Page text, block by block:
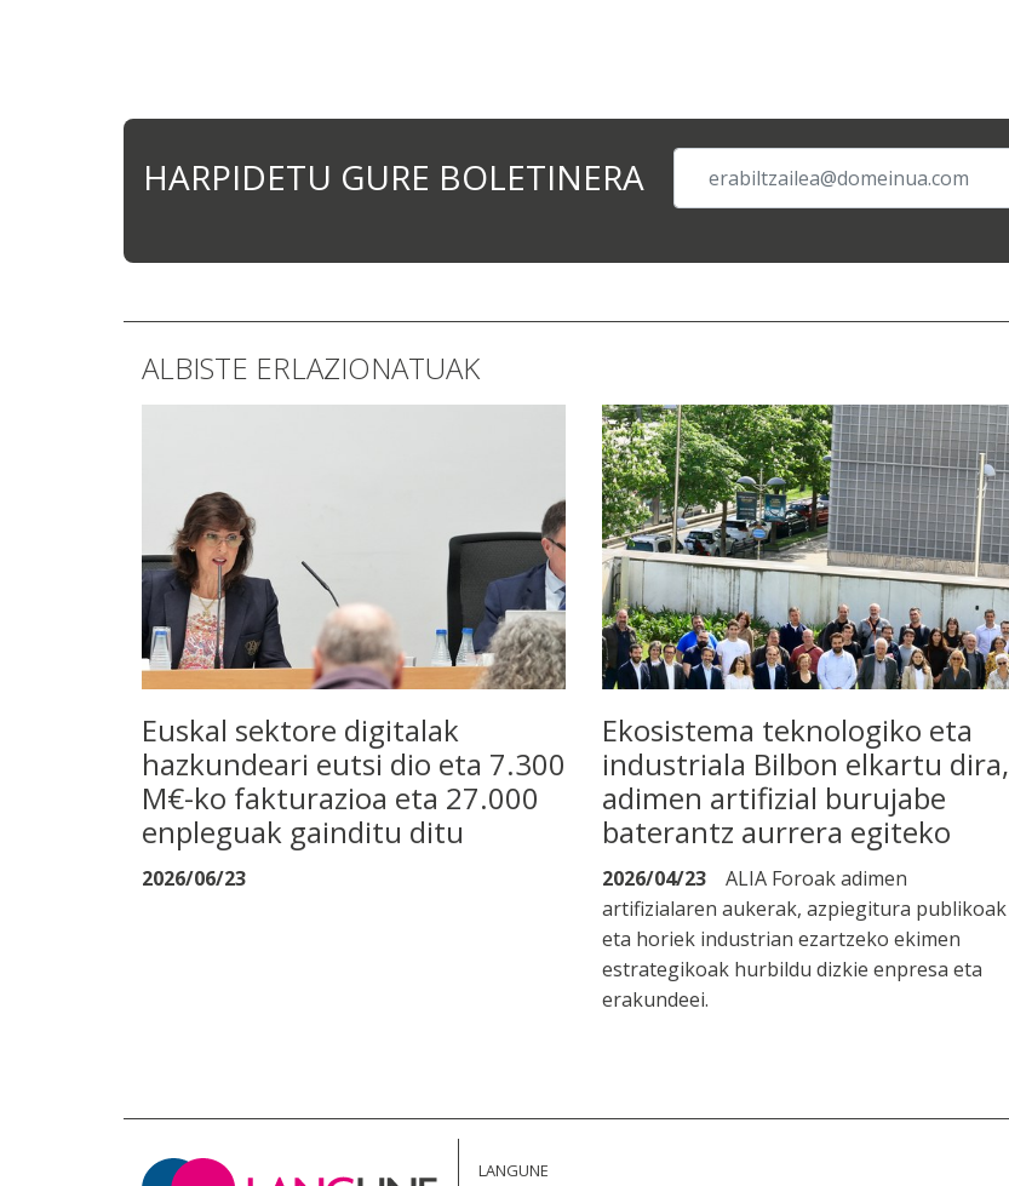
HARPIDETU GURE BOLETINERA
ALBISTE ERLAZIONATUAK
Euskal sektore digitalak
hazkundeari eutsi dio eta 7.300
M€-ko fakturazioa eta 27.000
enpleguak gainditu ditu
2026/06/23
Ekosistema teknologiko eta
industriala Bilbon elkartu dira,
adimen artifizial burujabe
baterantz aurrera egiteko
2026/04/23
ALIA Foroak adimen
artifizialaren aukerak, azpiegitura publikoak
eta horiek industrian ezartzeko ekimen
estrategikoak hurbildu dizkie enpresa eta
erakundeei.
LANGUNE